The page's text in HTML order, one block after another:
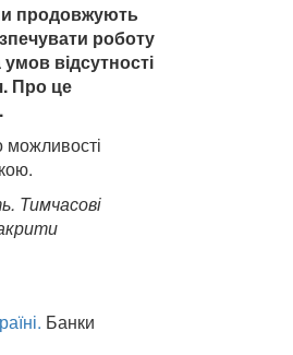
продовжують
роботу
відсутності
Про це
можливості
Тимчасові
Банки